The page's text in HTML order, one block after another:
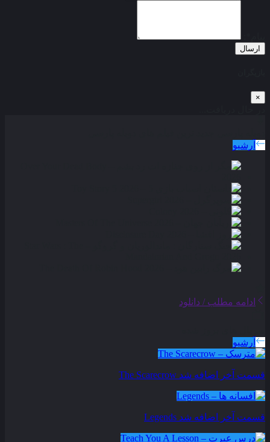
ارسال
×
آرشیو
ادامه مطلب / دانلود
آرشیو
قسمت آخر اضافه شد The Scarecrow
قسمت آخر اضافه شد Legends